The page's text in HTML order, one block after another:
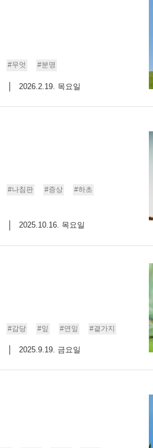
#무엇 #분명
2026.2.19. 목요일
#나침판 #증상
#하초
2025.10.16. 목요일
#감당 #잎 #연잎 #곁가지
2025.9.19. 금요일